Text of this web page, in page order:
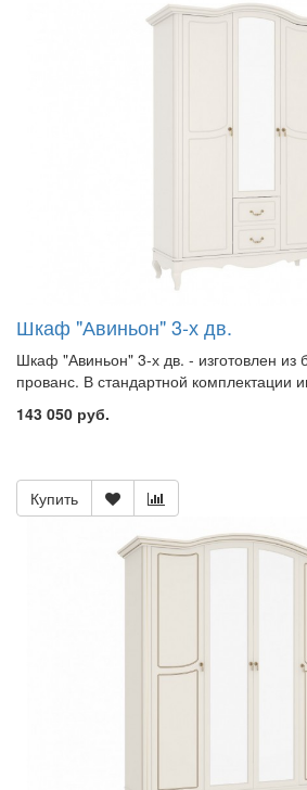
Шкаф "Авиньон" 3-х дв.
Шкаф "Авиньон" 3-х дв. - изготовлен из
прованс. В стандартной комплектации
143 050 руб.
Купить